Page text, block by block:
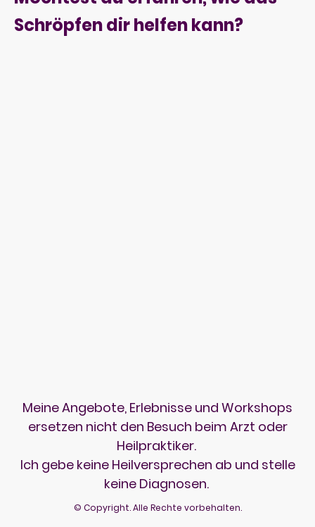
Schröpfen dir helfen kann?
Meine Angebote, Erlebnisse und Workshops
ersetzen nicht den Besuch beim Arzt oder
Heilpraktiker.
Ich gebe keine Heilversprechen ab und stelle
keine Diagnosen.
© Copyright. Alle Rechte vorbehalten.